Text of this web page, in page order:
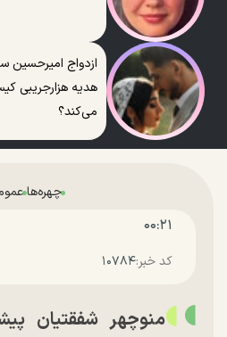
ازدواج امیرحسین
هدیه هزارجریبی
می‌کند؟
چهره‌ها
۰۰:۲۱
کد خبر:۱۰۷۸۴
منوچهر شفقتیان